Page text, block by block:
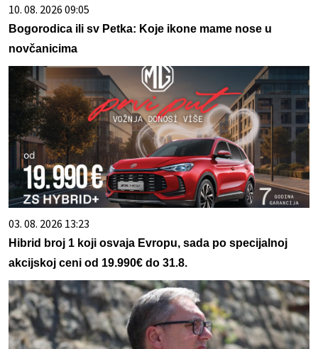
10. 08. 2026 09:05
Bogorodica ili sv Petka: Koje ikone mame nose u
novčanicima
03. 08. 2026 13:23
Hibrid broj 1 koji osvaja Evropu, sada po specijalnoj
akcijskoj ceni od 19.990€ do 31.8.